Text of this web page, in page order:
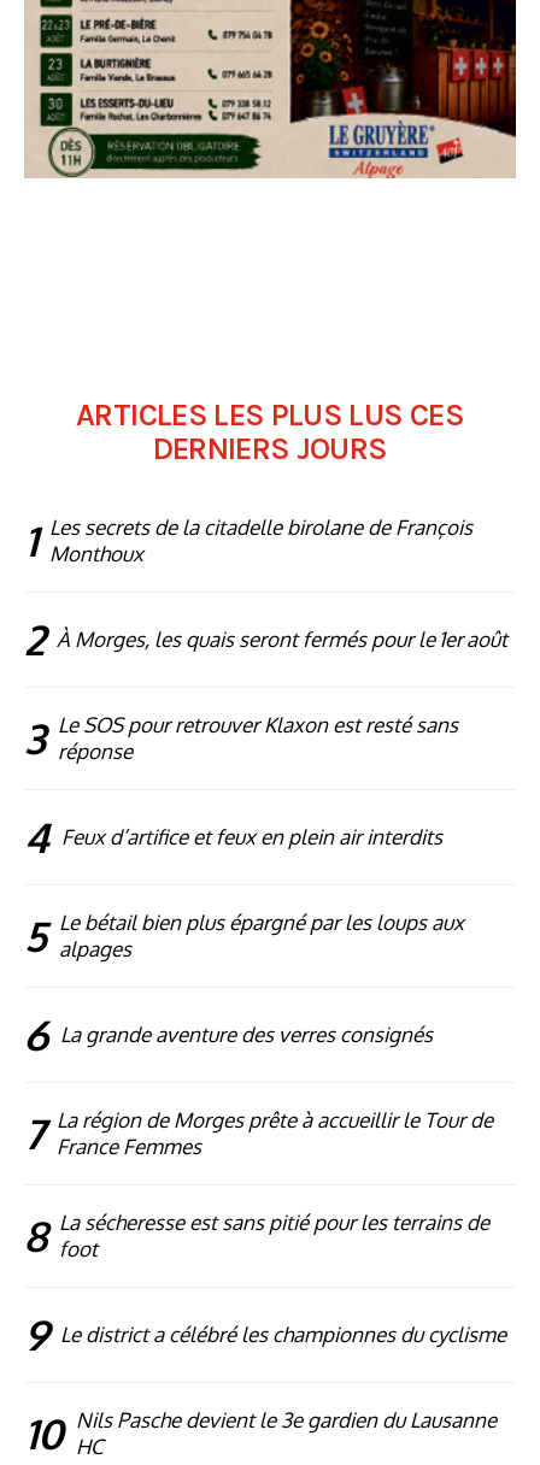
ARTICLES LES PLUS LUS CES
DERNIERS JOURS
1 Les secrets de la citadelle birolane de François
Monthoux
2 À Morges, les quais seront fermés pour le 1er août
3 Le SOS pour retrouver Klaxon est resté sans
réponse
4 Feux d’artifice et feux en plein air interdits
5 Le bétail bien plus épargné par les loups aux
alpages
6 La grande aventure des verres consignés
7 La région de Morges prête à accueillir le Tour de
France Femmes
8 La sécheresse est sans pitié pour les terrains de
foot
9 Le district a célébré les championnes du cyclisme
10 Nils Pasche devient le 3e gardien du Lausanne
HC